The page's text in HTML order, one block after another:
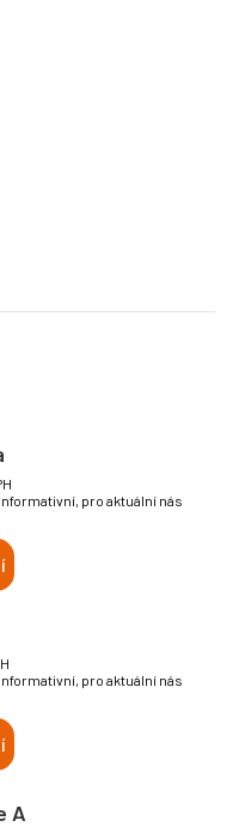
pro aktuální nás
pro aktuální nás
A